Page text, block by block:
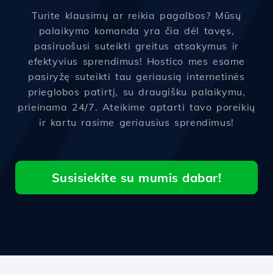
Turite klausimų ar reikia pagalbos? Mūsų
palaikymo komanda yra čia dėl tavęs,
pasiruošusi suteikti greitus atsakymus ir
efektyvius sprendimus! Hostico mes esame
pasiryžę suteikti tau geriausią internetinės
prieglobos patirtį, su draugišku palaikymu,
prieinama 24/7. Ateikime aptarti tavo poreikių
ir kartu rasime geriausius sprendimus!
Susisiekite su mumis dabar!